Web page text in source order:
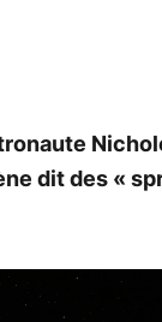
dit des «